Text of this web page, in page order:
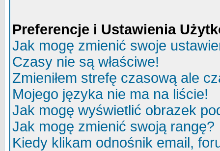
Preferencje i Ustawienia
Jak mogę zmienić swoje
Czasy nie są właściwe!
Zmieniłem strefę czasową ale
Mojego języka nie ma na liście!
Jak mogę wyświetlić obrazek
Jak mogę zmienić swoją rangę?
Kiedy klikam odnośnik email,